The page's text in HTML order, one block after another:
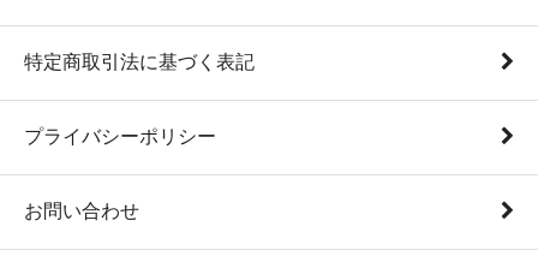
特定商取引法に基づく表記
プライバシーポリシー
お問い合わせ